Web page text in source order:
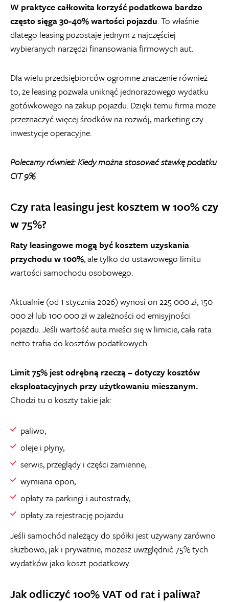
W praktyce całkowita korzyść podatkowa bardzo
często sięga30-40% wartości pojazdu. To właśnie
dlatego leasing pozostaje jednym z najczęściej
wybieranych narzędzi finansowania firmowych aut.
Dla wielu przedsiębiorców ogromne znaczenie również
to, że leasing pozwala uniknąć jednorazowego wydatku
gotówkowego na zakup pojazdu. Dzięki temu firma może
przeznaczyć więcej środków na rozwój, marketing czy
inwestycje operacyjne.
Polecamy również:Kiedy można stosować stawkę podatku
CIT 9%
Czy rata leasingu jest kosztem w 100% czy
w 75%?
Raty leasingowe mogą być kosztem uzyskania
przychodu w 100%, ale tylko do ustawowego limitu
wartości samochodu osobowego.
Aktualnie (od 1 stycznia 2026) wynosi on 225 000 zł, 150
000 zł lub 100 000 zł w zależności od emisyjności
pojazdu. Jeśli wartość auta mieści się w limicie, cała rata
netto trafia do kosztów podatkowych.
Limit 75% jest odrębną rzeczą – dotyczy kosztów
eksploatacyjnych przy użytkowaniu mieszanym.
Chodzi tu o koszty takie jak:
paliwo,
oleje i płyny,
serwis, przeglądy i części zamienne,
wymiana opon,
opłaty za parkingi i autostrady,
opłaty za rejestrację pojazdu.
Jeśli samochód należący do spółki jest używany zarówno
służbowo, jak i prywatnie, możesz uwzględnić 75% tych
wydatków jako koszt podatkowy.
Jak odliczyć 100% VAT od rat i paliwa?